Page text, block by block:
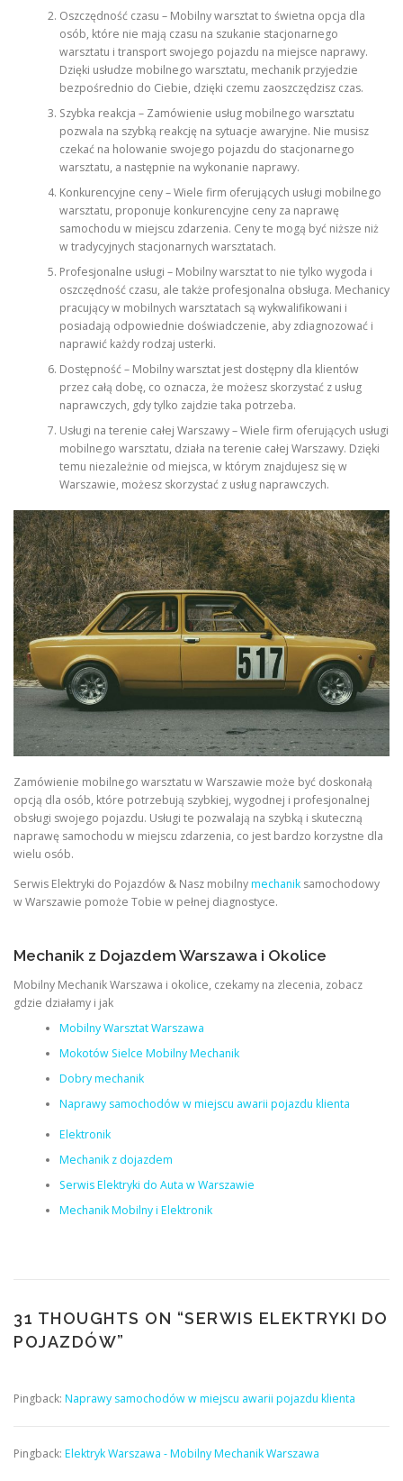
Oszczędność czasu – Mobilny warsztat to świetna opcja dla
osób, które nie mają czasu na szukanie stacjonarnego
warsztatu i transport swojego pojazdu na miejsce naprawy.
Dzięki usłudze mobilnego warsztatu, mechanik przyjedzie
bezpośrednio do Ciebie, dzięki czemu zaoszczędzisz czas.
Szybka reakcja – Zamówienie usług mobilnego warsztatu
pozwala na szybką reakcję na sytuacje awaryjne. Nie musisz
czekać na holowanie swojego pojazdu do stacjonarnego
warsztatu, a następnie na wykonanie naprawy.
Konkurencyjne ceny – Wiele firm oferujących usługi mobilnego
warsztatu, proponuje konkurencyjne ceny za naprawę
samochodu w miejscu zdarzenia. Ceny te mogą być niższe niż
w tradycyjnych stacjonarnych warsztatach.
Profesjonalne usługi – Mobilny warsztat to nie tylko wygoda i
oszczędność czasu, ale także profesjonalna obsługa. Mechanicy
pracujący w mobilnych warsztatach są wykwalifikowani i
posiadają odpowiednie doświadczenie, aby zdiagnozować i
naprawić każdy rodzaj usterki.
Dostępność – Mobilny warsztat jest dostępny dla klientów
przez całą dobę, co oznacza, że ​​możesz skorzystać z usług
naprawczych, gdy tylko zajdzie taka potrzeba.
Usługi na terenie całej Warszawy – Wiele firm oferujących usługi
mobilnego warsztatu, działa na terenie całej Warszawy. Dzięki
temu niezależnie od miejsca, w którym znajdujesz się w
Warszawie, możesz skorzystać z usług naprawczych.
Zamówienie mobilnego warsztatu w Warszawie może być doskonałą
opcją dla osób, które potrzebują szybkiej, wygodnej i profesjonalnej
obsługi swojego pojazdu. Usługi te pozwalają na szybką i skuteczną
naprawę samochodu w miejscu zdarzenia, co jest bardzo korzystne dla
wielu osób.
Serwis Elektryki do Pojazdów & Nasz mobilnymechanik samochodowy
w Warszawie pomoże Tobie w pełnej diagnostyce.
Mechanik z Dojazdem Warszawa i Okolice
Mobilny Mechanik Warszawa i okolice, czekamy na zlecenia, zobacz
gdzie działamy i jak
Mobilny Warsztat Warszawa
Mokotów Sielce Mobilny Mechanik
Dobry mechanik
Naprawy samochodów w miejscu awarii pojazdu klienta
Elektronik
Mechanik z dojazdem
Serwis Elektryki do Auta w Warszawie
Mechanik Mobilny i Elektronik
31 THOUGHTS ON “SERWIS ELEKTRYKI DO
POJAZDÓW”
Pingback: Naprawy samochodów w miejscu awarii pojazdu klienta
Pingback: Elektryk Warszawa - Mobilny Mechanik Warszawa